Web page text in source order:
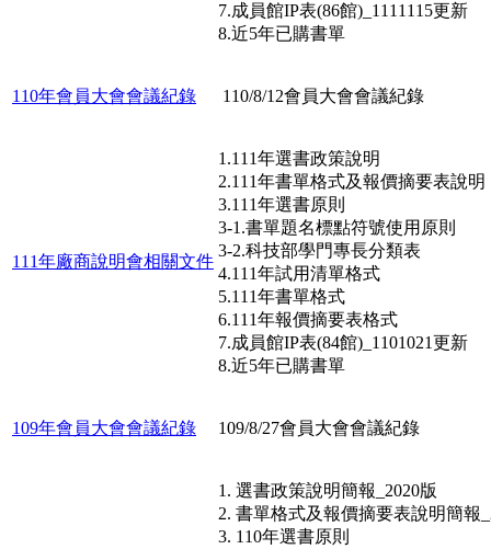
7.成員館IP表(86館)_1111115更新
8.近5年已購書單
110年會員大會會議紀錄 110/8/12會員大會會議紀錄
111年廠商說明會相關文件
1.111年選書政策說明
2.111年書單格式及報價摘要表說明
3.111年選書原則
3-1.書單題名標點符號使用原則
3-2.科技部學門專長分類表
4.111年試用清單格式
5.111年書單格式
6.111年報價摘要表格式
7.成員館IP表(84館)_1101021更新
8.近5年已購書單
109年會員大會會議紀錄 109/8/27會員大會會議紀錄
1. 選書政策說明簡報_2020版
2. 書單格式及報價摘要表說明簡報
3. 110年選書原則